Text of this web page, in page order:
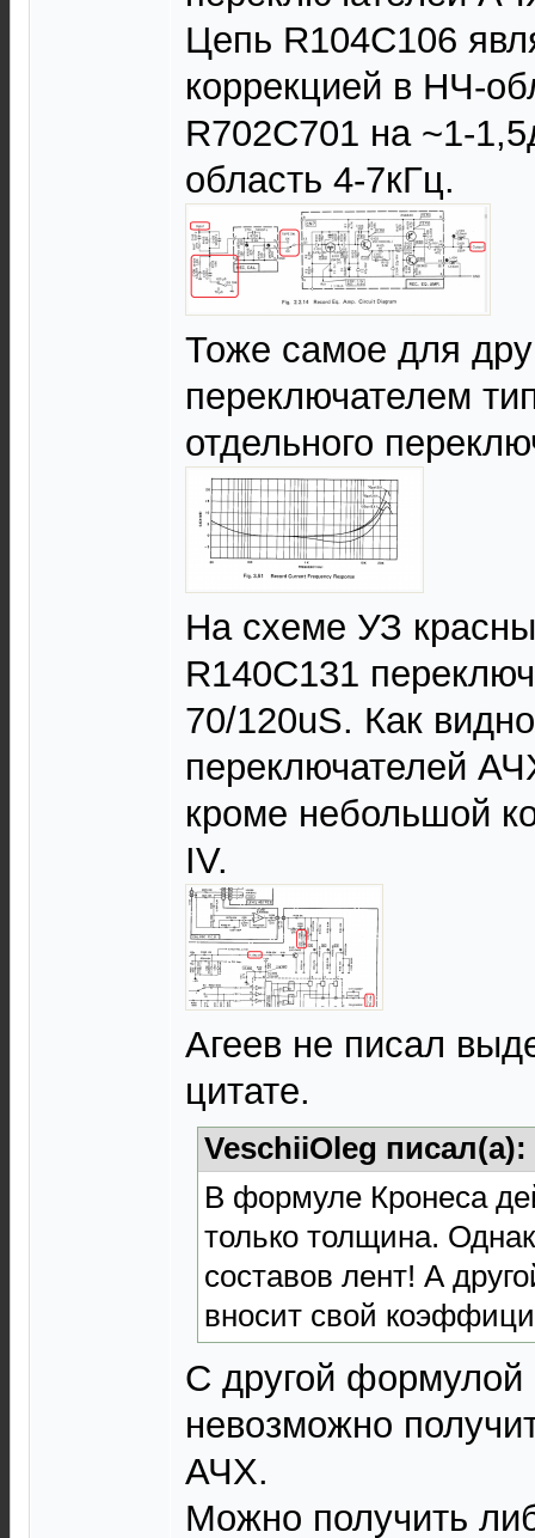
Цепь R104C106
коррекцией в НЧ-
R702C701 на ~1-
область 4-7кГц.
Тоже самое для
переключателем
отдельного
На схеме УЗ
R140C131
70/120uS. Как
переключателей
кроме небольшой
IV.
Агеев не писал
цитате.
VeschiiOleg писал(а):
В формуле Кронеса
только толщина.
составов лент! А
вносит свой
С другой формулой
невозможно
АЧХ.
Можно получить